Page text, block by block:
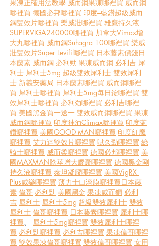
果凍正確用法教學 威而鋼果凍哪裡買 威而鋼
哪裡買 德國必邦哪裡買 印度–藍鑽超級威而
鋼雙效片哪裡買 樂威壯哪裡買 雄鷹持久液
SUPERVIGA240000哪裡買 加拿大Vimax增
大丸哪裡買 威而鋼Suhagra 100哪裡買 樂威
壯雙效片Super Levifil哪裡買 日本藤素價錢日
本藤素 威而鋼 必利勁 果凍威而鋼 必利吉 犀
利士 犀利士5mg 超級雙效犀利士 雙效犀利
士 新義安藥局 日本藤素哪裡買 威而鋼哪裡
買 犀利士哪裡買 犀利士5mg每日錠哪裡買 雙
效犀利士哪裡買 必利劲哪裡買 必利吉哪裡
買 美國黑金買一送一 雙效威而鋼哪裡買 果凍
威而鋼哪裡買 印度神油Climax哪裡買 印度蓝
鑽哪裡買 美國GOOD MAN哪裡買 印度紅魔
哪裡買 艾力達雙效片哪裡買 賦久勁哪裡買 綠
骑士哪裡買 威而柔哪裡買 德國必邦哪裡買 美
國MAXMAN陰莖增大膠囊哪裡買 德國黑金剛
持久液哪裡買 泰坦凝膠哪裡買 美國VigRX
Plus威樂哪裡買 薄力士口溶膜哪裡買日本藤
素 偉哥 必利勁 美國黑金 果凍威而鋼 必利
吉 犀利士 犀利士5mg 超級雙效犀利士 雙效
犀利士 偉哥哪裡買 日本藤素哪裡買 犀利士哪
裡買、 犀利士5mg哪裡買 雙效犀利士哪裡
買 必利勁哪裡買 必利吉哪裡買 果凍偉哥哪裡
買 雙效果凍偉哥哪裡買 雙效偉哥哪裡買 女用